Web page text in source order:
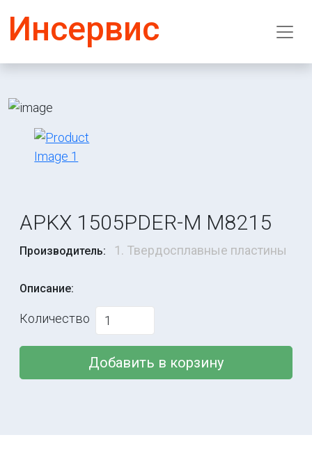
Инсервис
APKX 1505PDER-M M8215
Производитель: 1. Твердосплавные пластины
Описание:
Количество
Добавить в корзину